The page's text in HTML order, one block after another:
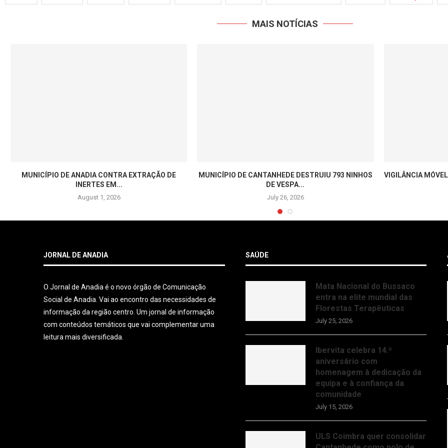
MAIS NOTÍCIAS
MUNICÍPIO DE ANADIA CONTRA EXTRAÇÃO DE
INERTES EM...
August 1, 2026
MUNICÍPIO DE CANTANHEDE DESTRUIU 793 NINHOS
DE VESPA...
July 26, 2026
VIGILÂNCIA
JORNAL DE ANADIA
O Jornal de Anadia é o novo órgão de Comunicação
Social de Anadia. Vai ao encontro das necessidades de
informação da região centro. Um jornal de informação
com conteúdos temáticos que vai complementar uma
leitura mais diversificada.
SAÚDE
Mata Nacional do Bussaco
entra na elite mundial das
Florestas Terapêuticas
July 25, 2026
Ibervita celebra 14.º
aniversário com
homenagem à dedicação da
equipa e à confiança da
comunidade
July 15, 2026
ULS Coimbra quer consolidar